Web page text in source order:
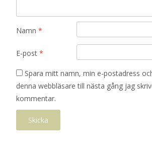
Namn *
E-post *
Spara mitt namn, min e-postadress
denna webbläsare till nästa gång jag
kommentar.